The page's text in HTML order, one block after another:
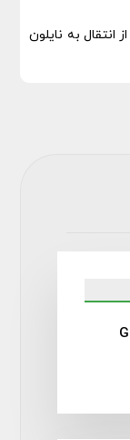
انتقال به نایلون